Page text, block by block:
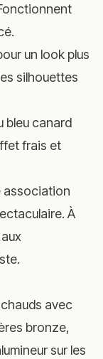
un look plus
silhouettes
bleu canard
frais et
association
À
avec
bronze,
sur les